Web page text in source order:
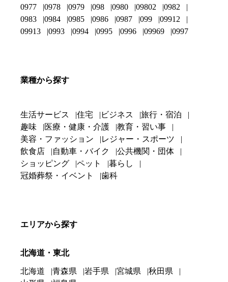
0977
0978 0979 098 0980 09802
0982
0983
0984 0985 0986 0987 099
09912
09913
0993 0994 0995 0996 09969 0997
業種から探す
生活サービス 住宅 ビジネス
旅行・宿泊
趣味
医療・健康・介護
教育・習い事
美容・ファッション
レジャー・スポーツ
飲食店
自動車・バイク
公共機関・団体
ショッピング
ペット
暮らし
冠婚葬祭・イベント
歯科
エリアから探す
北海道・東北
北海道 青森県 岩手県 宮城県
秋田県